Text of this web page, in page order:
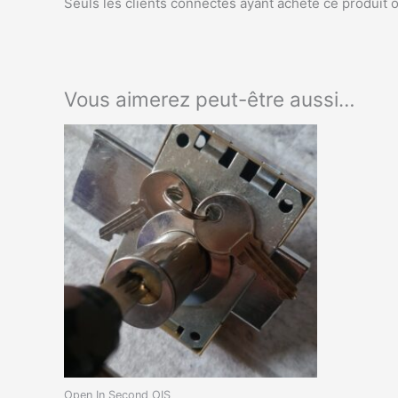
Vous aimerez peut-être aussi…
Open In Second OIS